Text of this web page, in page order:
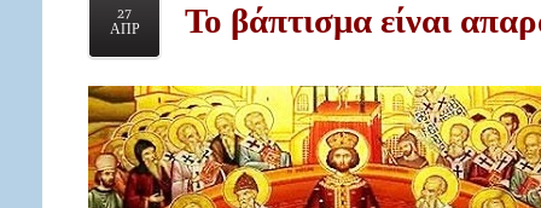
27
ΑΠΡ
Το βάπτισμα είναι